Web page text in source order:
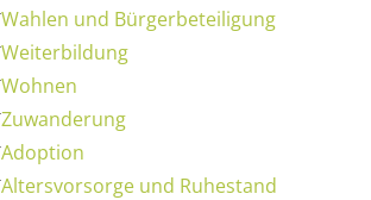
Wahlen und Bürgerbeteiligung
Weiterbildung
Wohnen
Zuwanderung
Adoption
Altersvorsorge und Ruhestand